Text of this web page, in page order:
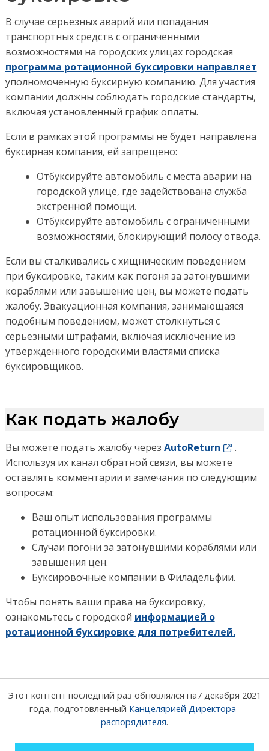
В случае серьезных аварий или попадания
транспортных средств с ограниченными
возможностями на городских улицах городская
программа ротационной буксировки направляет
уполномоченную буксирную компанию. Для участия
компании должны соблюдать городские стандарты,
включая установленный график оплаты.
Если в рамках этой программы не будет направлена
буксирная компания, ей запрещено:
Отбуксируйте автомобиль с места аварии на
городской улице, где задействована служба
экстренной помощи.
Отбуксируйте автомобиль с ограниченными
возможностями, блокирующий полосу отвода.
Если вы сталкивались с хищническим поведением
при буксировке, таким как погоня за затонувшими
кораблями или завышение цен, вы можете подать
жалобу. Эвакуационная компания, занимающаяся
подобным поведением, может столкнуться с
серьезными штрафами, включая исключение из
утвержденного городскими властями списка
буксировщиков.
Как подать жалобу
Вы можете подать жалобу через AutoReturn
.
Используя их канал обратной связи, вы можете
оставлять комментарии и замечания по следующим
вопросам:
Ваш опыт использования программы
ротационной буксировки.
Случаи погони за затонувшими кораблями или
завышения цен.
Буксировочные компании в Филадельфии.
Чтобы понять ваши права на буксировку,
ознакомьтесь с городской информацией о
ротационной буксировке для потребителей.
Этот контент последний раз обновлялся на7 декабря 2021
года, подготовленный Канцелярией Директора-
распорядителя.